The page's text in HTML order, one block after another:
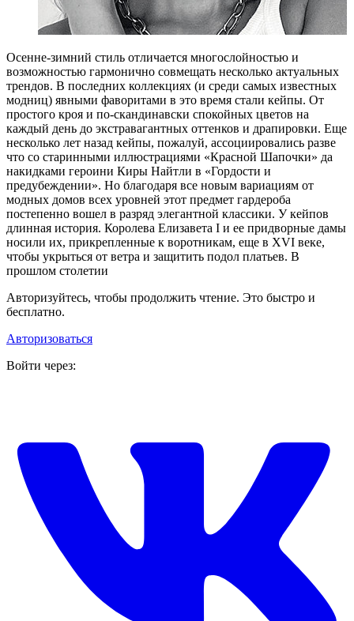
Осенне-зимний стиль отличается многослойностью и
возможностью гармонично совмещать несколько актуальных
трендов. В последних коллекциях (и среди самых известных
модниц) явными фаворитами в это время стали кейпы. От
простого кроя и по-скандинавски спокойных цветов на
каждый день до экстравагантных оттенков и драпировки. Еще
несколько лет назад кейпы, пожалуй, ассоциировались разве
что со старинными иллюстрациями «Красной Шапочки» да
накидками героини Киры Найтли в «Гордости и
предубеждении». Но благодаря все новым вариациям от
модных домов всех уровней этот предмет гардероба
постепенно вошел в разряд элегантной классики. У кейпов
длинная история. Королева Елизавета I и ее придворные дамы
носили их, прикрепленные к воротникам, еще в XVI веке,
чтобы укрыться от ветра и защитить подол платьев. В
прошлом столетии
Авторизуйтесь, чтобы продолжить чтение. Это быстро и
бесплатно.
Авторизоваться
Войти через: